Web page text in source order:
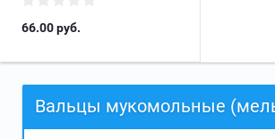
66.00руб.
Вальцы мукомольные